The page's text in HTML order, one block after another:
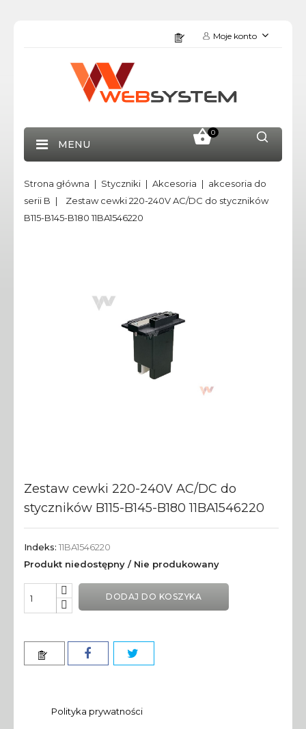
Moje konto
0
MENU
Strona główna Styczniki Akcesoria
akcesoria do
serii B
Zestaw cewki 220-240V AC/DC do styczników
B115-B145-B180 11BA1546220
Zestaw cewki 220-240V AC/DC do
styczników B115-B145-B180 11BA1546220
Indeks: 11BA1546220
Produkt niedostępny / Nie produkowany
DODAJ DO KOSZYKA
Polityka prywatności